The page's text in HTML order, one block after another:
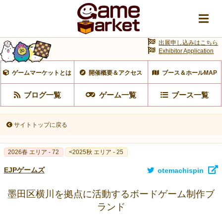
ゲームマーケットとは 開催概要＆アクセス ブース＆ホールMAP
ブログ一覧 ゲーム一覧 ブース一覧
出展申し込みはこちら
Exhibitor Application
サイトトップに戻る
2026春 エリア - 72 <2025秋 エリア - 25
EJPゲームズ otemachispin
墨田区横川を拠点に活動するボードゲーム制作ブ
ランド